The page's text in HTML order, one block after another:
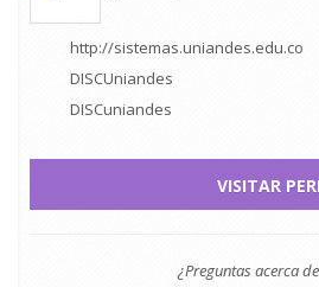
http://sistemas.uniandes.edu.co
DISCUniandes
DISCuniandes
VISITAR
¿Preguntas acerca